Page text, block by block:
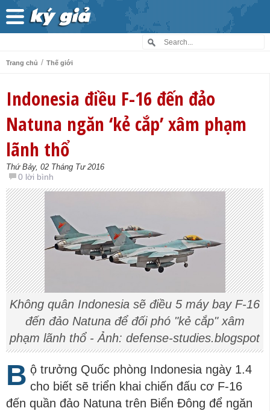
Trang chủ / Thế giới
Indonesia điều F-16 đến đảo
Natuna ngăn ‘kẻ cắp’ xâm phạm
lãnh thổ
Thứ Bảy, 02 Tháng Tư 2016
0 lời bình
Không quân Indonesia sẽ điều 5 máy bay F-16
đến đảo Natuna để đối phó "kẻ cắp" xâm
phạm lãnh thổ - Ảnh: defense-studies.blogspot
B ộ trưởng Quốc phòng Indonesia ngày 1.4
cho biết sẽ triển khai chiến đấu cơ F-16
đến quần đảo Natuna trên Biển Đông để ngăn